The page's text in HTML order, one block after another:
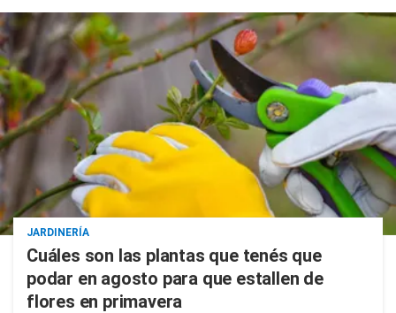
JARDINERÍA
Cuáles son las plantas que tenés que
podar en agosto para que estallen de
flores en primavera